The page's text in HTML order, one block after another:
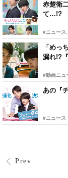
赤楚衛
て…!?
「めっ
漏れ!?
#動画ニュ
あの『
#ニュース
Prev